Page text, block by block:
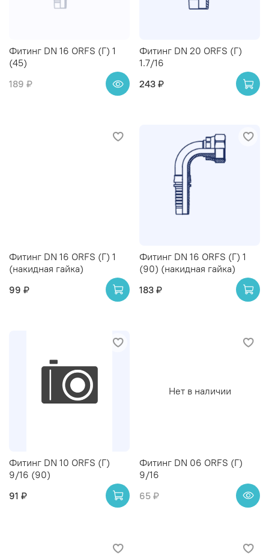
Фитинг DN 16 ORFS (Г) 1
(45)
189 ₽
Фитинг DN 20 ORFS (Г)
1.7/16
243 ₽
Фитинг DN 16 ORFS (Г) 1
(накидная гайка)
99 ₽
Фитинг DN 16 ORFS (Г) 1
(90) (накидная гайка)
183 ₽
Фитинг DN 10 ORFS (Г)
9/16 (90)
91 ₽
Нет в наличии
Фитинг DN 06 ORFS (Г)
9/16
65 ₽